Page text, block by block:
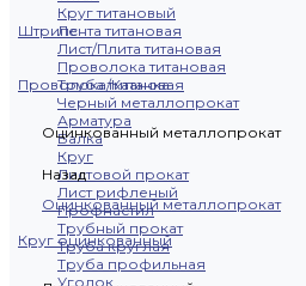
Круг титановый
Лента титановая
Лист/Плита титановая
Проволока титановая
Труба титановая
Черный металлопрокат
Арматура
Балка
Круг
Листовой прокат
Лист рифленый
Профнастил
Трубный прокат
Труба круглая
Труба профильная
Уголок
Штрипс
Проволока/Катанка
Оцинкованный металлопрокат
Назад
Оцинкованный металлопрокат
Круг оцинкованный